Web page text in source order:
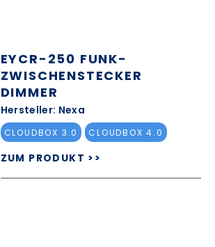
EYCR-250 FUNK-
ZWISCHENSTECKER
DIMMER
Hersteller: Nexa
CLOUDBOX 3.0 CLOUDBOX 4.0
ZUM PRODUKT >>